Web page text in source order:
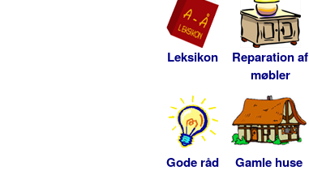
Leksikon
Reparation af
møbler
Gode råd Gamle huse